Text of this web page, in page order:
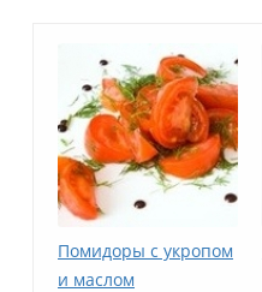
Помидоры с укропом
и маслом